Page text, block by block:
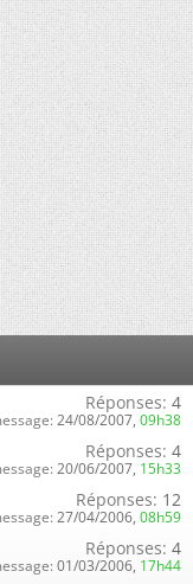
Réponses: 4
24/08/2007, 09h38
Réponses: 4
20/06/2007, 15h33
Réponses: 12
27/04/2006, 08h59
Réponses: 4
01/03/2006, 17h44